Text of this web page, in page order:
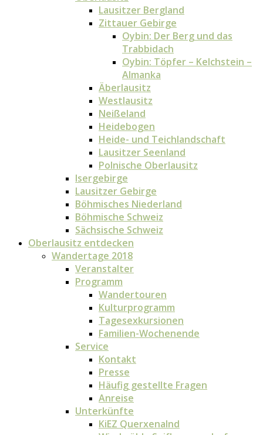
Lausitzer Bergland
Zittauer Gebirge
Oybin: Der Berg und das
Trabbidach
Oybin: Töpfer – Kelchstein –
Almanka
Äberlausitz
Westlausitz
Neißeland
Heidebogen
Heide- und Teichlandschaft
Lausitzer Seenland
Polnische Oberlausitz
Isergebirge
Lausitzer Gebirge
Böhmisches Niederland
Böhmische Schweiz
Sächsische Schweiz
Oberlausitz entdecken
Wandertage 2018
Veranstalter
Programm
Wandertouren
Kulturprogramm
Tagesexkursionen
Familien-Wochenende
Service
Kontakt
Presse
Häufig gestellte Fragen
Anreise
Unterkünfte
KiEZ Querxenalnd